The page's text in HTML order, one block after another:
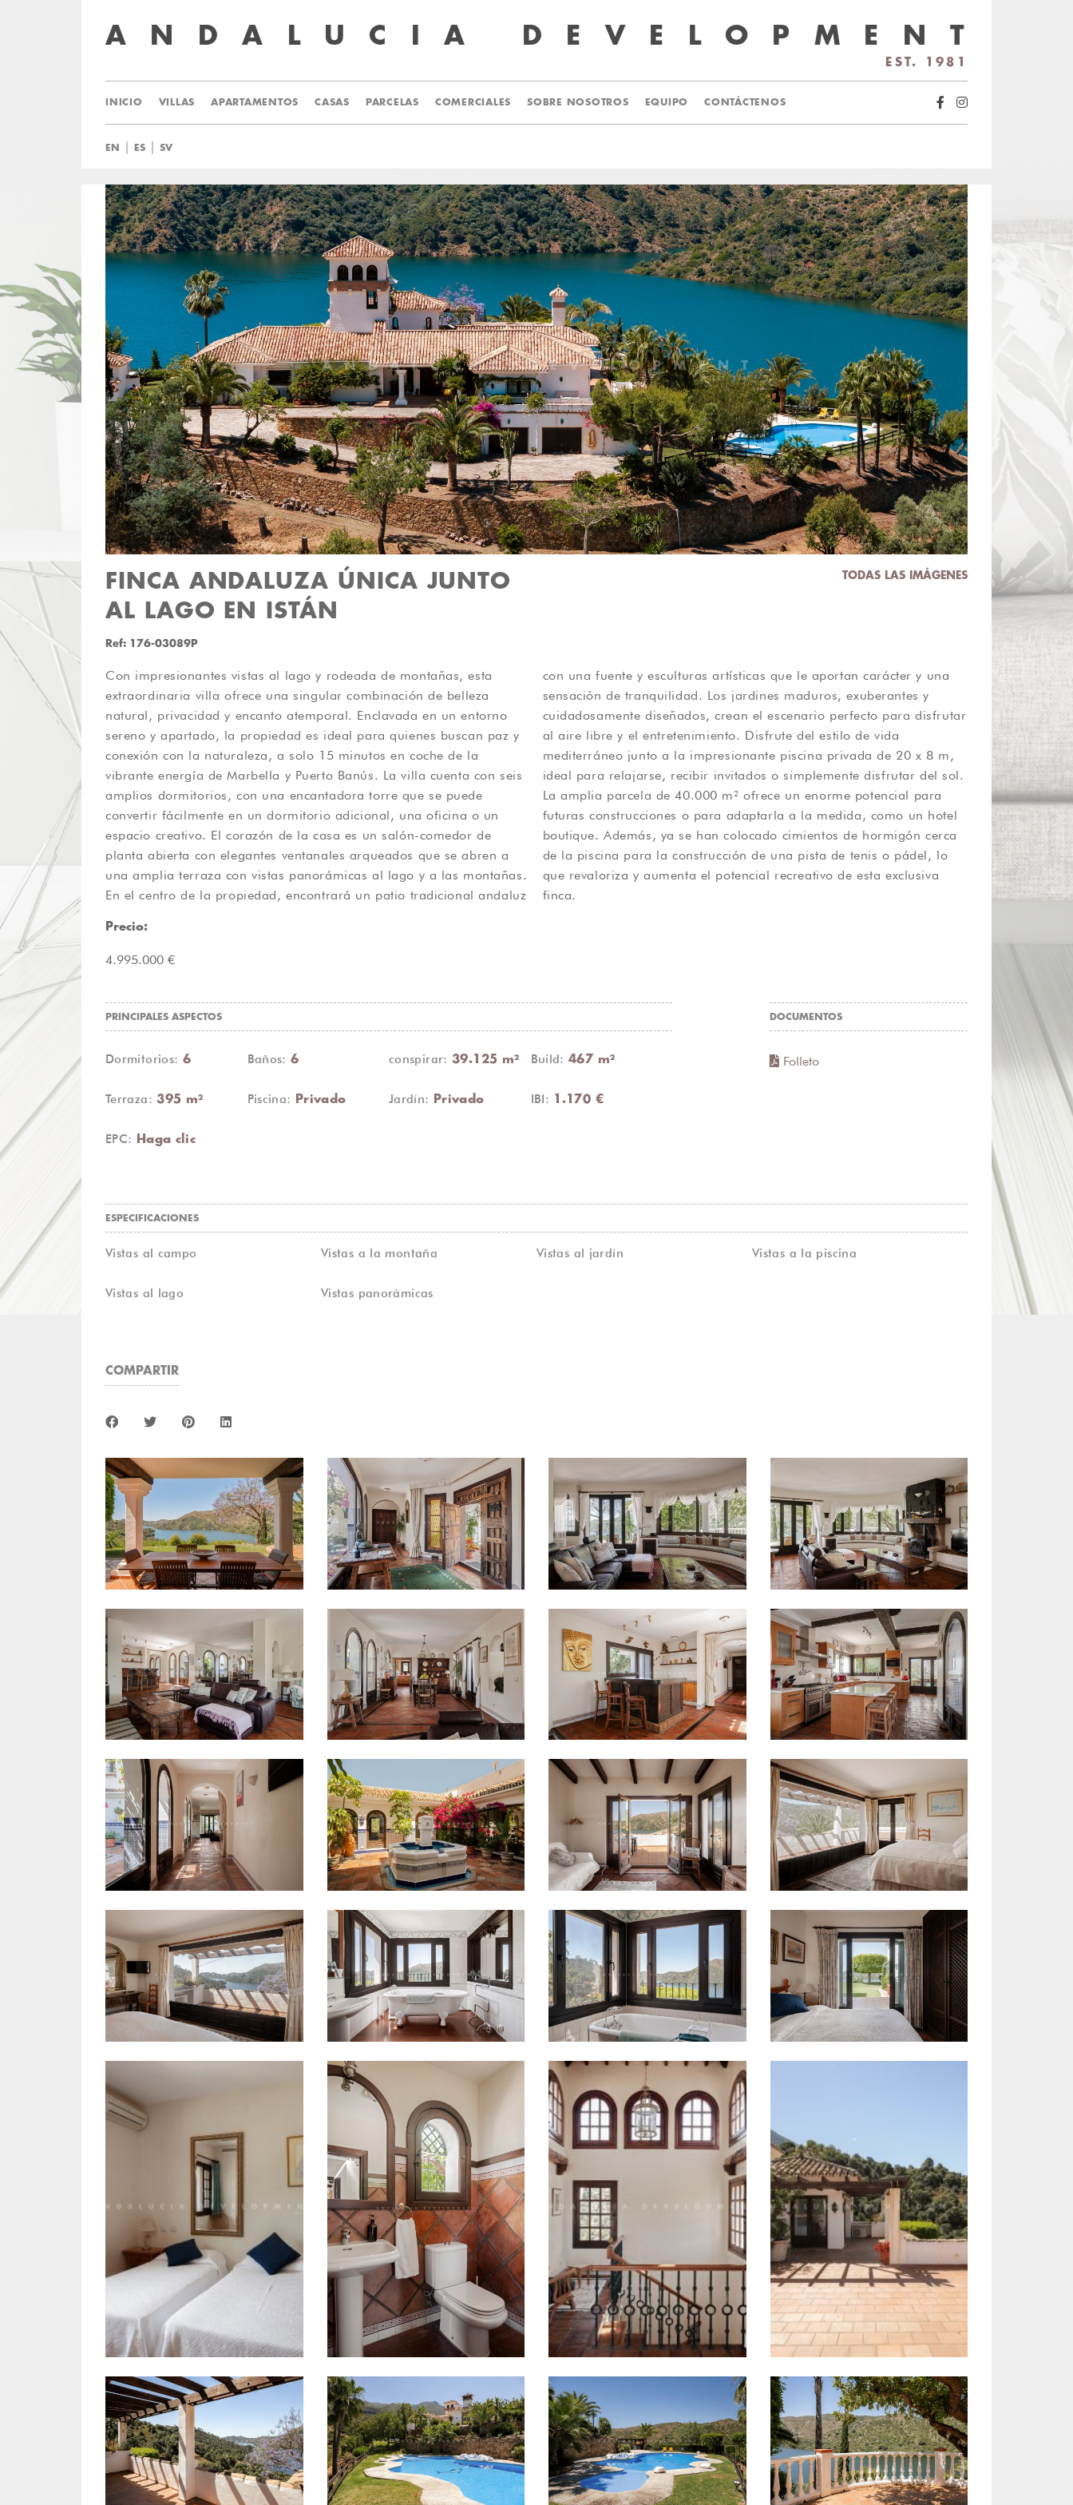
ANDALUCIA DEVELOPMENT
EST. 1981
INICIO VILLAS APARTAMENTOS CASAS PARCELAS COMERCIALES SOBRE NOSOTROS EQUIPO CONTÁCTENOS
EN | ES | SV
FINCA ANDALUZA ÚNICA JUNTO
AL LAGO EN ISTÁN
Ref: 176-03089P
TODAS LAS IMÁGENES
Con impresionantes vistas al lago y rodeada de montañas, esta
extraordinaria villa ofrece una singular combinación de belleza
natural, privacidad y encanto atemporal. Enclavada en un entorno
sereno y apartado, la propiedad es ideal para quienes buscan paz y
conexión con la naturaleza, a solo 15 minutos en coche de la
vibrante energía de Marbella y Puerto Banús. La villa cuenta con seis
amplios dormitorios, con una encantadora torre que se puede
convertir fácilmente en un dormitorio adicional, una oficina o un
espacio creativo. El corazón de la casa es un salón-comedor de
planta abierta con elegantes ventanales arqueados que se abren a
una amplia terraza con vistas panorámicas al lago y a las montañas.
En el centro de la propiedad, encontrará un patio tradicional andaluz
con una fuente y esculturas artísticas que le aportan carácter y una
sensación de tranquilidad. Los jardines maduros, exuberantes y
cuidadosamente diseñados, crean el escenario perfecto para disfrutar
al aire libre y el entretenimiento. Disfrute del estilo de vida
mediterráneo junto a la impresionante piscina privada de 20 x 8 m,
ideal para relajarse, recibir invitados o simplemente disfrutar del sol.
La amplia parcela de 40.000 m² ofrece un enorme potencial para
futuras construcciones o para adaptarla a la medida, como un hotel
boutique. Además, ya se han colocado cimientos de hormigón cerca
de la piscina para la construcción de una pista de tenis o pádel, lo
que revaloriza y aumenta el potencial recreativo de esta exclusiva
finca.
Precio:
4.995.000 €
PRINCIPALES ASPECTOS
Dormitorios: 6 Baños:6 conspirar:39.125 m² Build:467 m²
Terraza:395 m² Piscina: Privado Jardín: Privado IBI: 1.170 €
EPC: Haga clic
DOCUMENTOS
Folleto
ESPECIFICACIONES
Vistas al campo Vistas a la montaña Vistas al jardín Vistas a la piscina
Vistas al lago Vistas panorámicas
COMPARTIR